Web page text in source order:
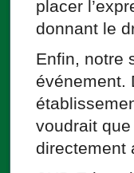
placer
donnant le
Enfin, notre
événement.
voudrait
directement